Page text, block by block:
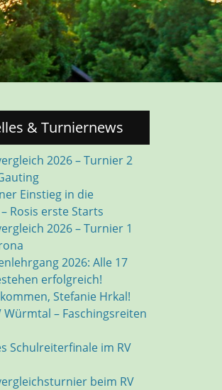
& Turniernews
2026 – Turnier 2
Einstieg in die
Rosis erste Starts
2026 – Turnier 1
2026: Alle 17
erfolgreich!
Stefanie Hrkal!
Würmtal – Faschingsreiten
Schulreiterfinale im RV
beim RV